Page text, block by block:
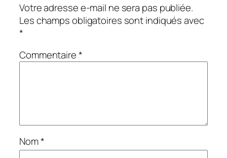
Votre adresse e-mail ne sera pas publiée.
Les champs obligatoires sont indiqués avec
*
Commentaire*
Nom*